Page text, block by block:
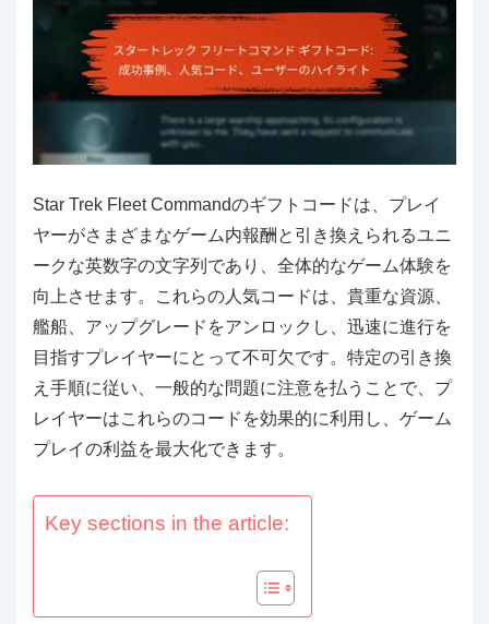
Star Trek Fleet Commandのギフトコードは、プレイ
ヤーがさまざまなゲーム内報酬と引き換えられるユニ
ークな英数字の文字列であり、全体的なゲーム体験を
向上させます。これらの人気コードは、貴重な資源、
艦船、アップグレードをアンロックし、迅速に進行を
目指すプレイヤーにとって不可欠です。特定の引き換
え手順に従い、一般的な問題に注意を払うことで、プ
レイヤーはこれらのコードを効果的に利用し、ゲーム
プレイの利益を最大化できます。
Key sections in the article: